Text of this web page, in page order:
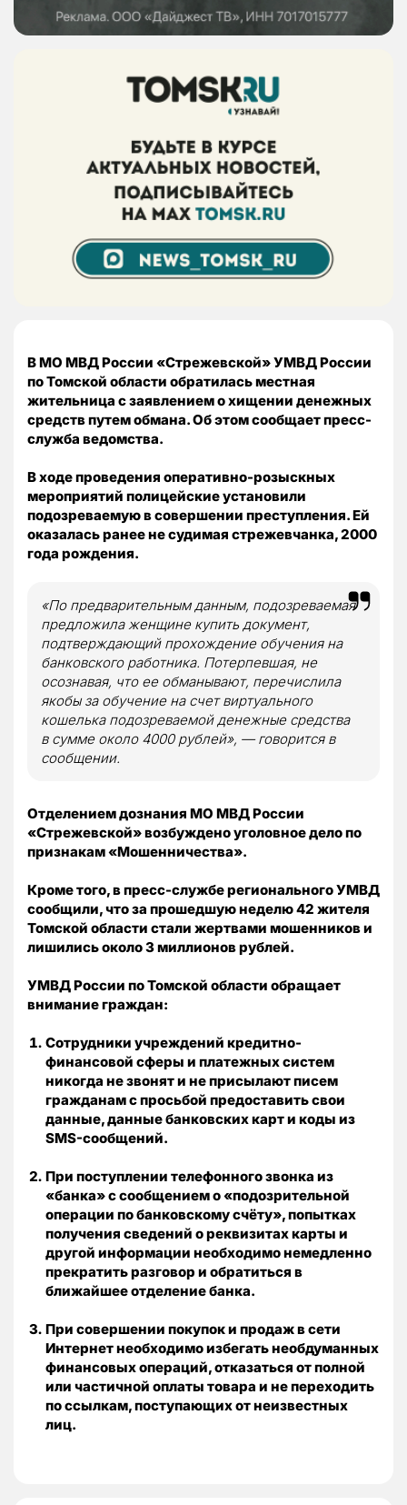
В МО МВД России «Стрежевской» УМВД России
по Томской области обратилась местная
жительница с заявлением о хищении денежных
средств путем обмана. Об этом сообщает пресс-
служба ведомства.
В ходе проведения оперативно-розыскных
мероприятий полицейские установили
подозреваемую в совершении преступления. Ей
оказалась ранее не судимая стрежевчанка, 2000
года рождения.
«По предварительным данным, подозреваемая
предложила женщине купить документ,
подтверждающий прохождение обучения на
банковского работника. Потерпевшая, не
осознавая, что ее обманывают, перечислила
якобы за обучение на счет виртуального
кошелька подозреваемой денежные средства
в сумме около 4000 рублей», — говорится в
сообщении.
Отделением дознания МО МВД России
«Стрежевской» возбуждено уголовное дело по
признакам «Мошенничества».
Кроме того, в пресс-службе регионального УМВД
сообщили, что за прошедшую неделю 42 жителя
Томской области стали жертвами мошенников и
лишились около 3 миллионов рублей.
УМВД России по Томской области обращает
внимание граждан:
Сотрудники учреждений кредитно-
финансовой сферы и платежных систем
никогда не звонят и не присылают писем
гражданам с просьбой предоставить свои
данные, данные банковских карт и коды из
SMS-сообщений.
При поступлении телефонного звонка из
«банка» с сообщением о «подозрительной
операции по банковскому счёту», попытках
получения сведений о реквизитах карты и
другой информации необходимо немедленно
прекратить разговор и обратиться в
ближайшее отделение банка.
При совершении покупок и продаж в сети
Интернет необходимо избегать необдуманных
финансовых операций, отказаться от полной
или частичной оплаты товара и не переходить
по ссылкам, поступающих от неизвестных
лиц.